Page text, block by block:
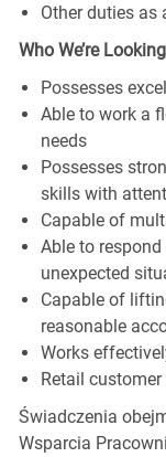
Other duties as
Who We’re
Possesses
Able to work a
needs
Possesses
skills with
Capable of
Able to
unexpected
Capable of
reasonable
Works
Retail customer
Świadczenia
Wsparcia